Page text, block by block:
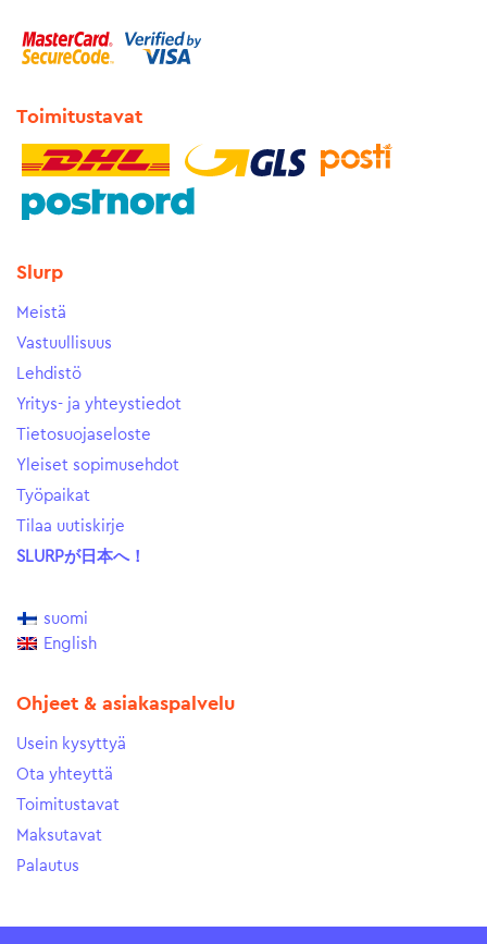
Toimitustavat
Slurp
Meistä
Vastuullisuus
Lehdistö
Yritys- ja yhteystiedot
Tietosuojaseloste
Yleiset sopimusehdot
Työpaikat
Tilaa uutiskirje
SLURPが日本へ！
suomi
English
Ohjeet & asiakaspalvelu
Usein kysyttyä
Ota yhteyttä
Toimitustavat
Maksutavat
Palautus